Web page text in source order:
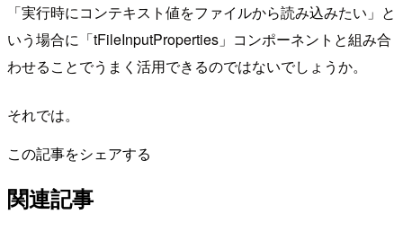
「実行時にコンテキスト値をファイルから読み込みたい」と
いう場合に「tFileInputProperties」コンポーネントと組み合
わせることでうまく活用できるのではないでしょうか。
それでは。
この記事をシェアする
関連記事